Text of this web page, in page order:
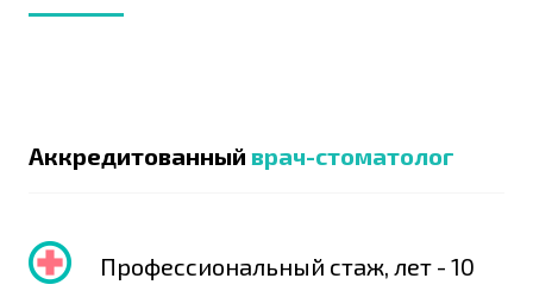
Аккредитованный врач-стоматолог
Профессиональный стаж, лет - 10